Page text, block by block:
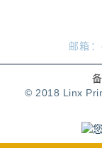
邮箱
© 2018 Linx